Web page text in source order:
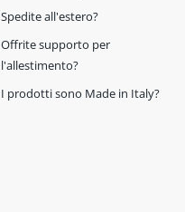
Spedite all'estero?
Offrite supporto per
l'allestimento?
I prodotti sono Made in Italy?